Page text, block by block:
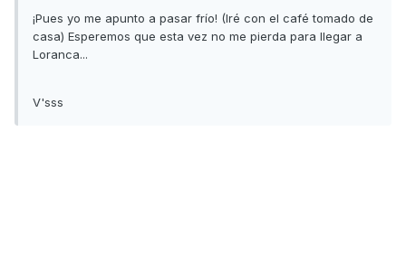
¡Pues yo me apunto a pasar frío! (Iré con el café tomado de
casa) Esperemos que esta vez no me pierda para llegar a
Loranca...
V'sss